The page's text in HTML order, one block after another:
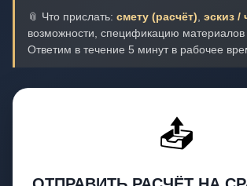
📎 Что прислать: смету (расчёт) эскиз /
возможности, спецификацию материалов
Ответим в течение 5 минут в рабочее
📤